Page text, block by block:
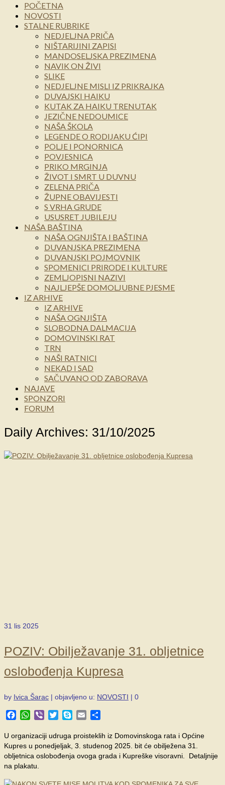
POČETNA
NOVOSTI
STALNE RUBRIKE
NEDJELJNA PRIČA
NIŠTARIJINI ZAPISI
MANDOSELJSKA PREZIMENA
NAVIK ON ŽIVI
SLIKE
NEDJELJNE MISLI IZ PRIKRAJKA
DUVAJSKI HAIKU
KUTAK ZA HAIKU TRENUTAK
JEZIČNE NEDOUMICE
NAŠA ŠKOLA
LEGENDE O RODIJAKU ĆIPI
POLJE I PONORNICA
POVJESNICA
PRIKO MRGINJA
ŽIVOT I SMRT U DUVNU
ZELENA PRIČA
ŽUPNE OBAVIJESTI
S VRHA GRUDE
USUSRET JUBILEJU
NAŠA BAŠTINA
NAŠA OGNJIŠTA I BAŠTINA
DUVANJSKA PREZIMENA
DUVANJSKI POJMOVNIK
SPOMENICI PRIRODE I KULTURE
ZEMLJOPISNI NAZIVI
NAJLJEPŠE DOMOLJUBNE PJESME
IZ ARHIVE
IZ ARHIVE
NAŠA OGNJIŠTA
SLOBODNA DALMACIJA
DOMOVINSKI RAT
TRN
NAŠI RATNICI
NEKAD I SAD
SAČUVANO OD ZABORAVA
NAJAVE
SPONZORI
FORUM
Daily Archives: 31/10/2025
31 lis 2025
POZIV: Obilježavanje 31. obljetnice
oslobođenja Kupresa
by Ivica Šarac | objavljeno u: NOVOSTI | 0
Facebook
WhatsApp
Viber TwitterSkypeEmail
U organizaciji udruga proisteklih iz Domovinskoga rata i Općine
Kupres u ponedjeljak, 3. studenog 2025. bit će obilježena 31.
obljetnica oslobođenja ovoga grada i Kupreške visoravni. Detaljnije
na plakatu.